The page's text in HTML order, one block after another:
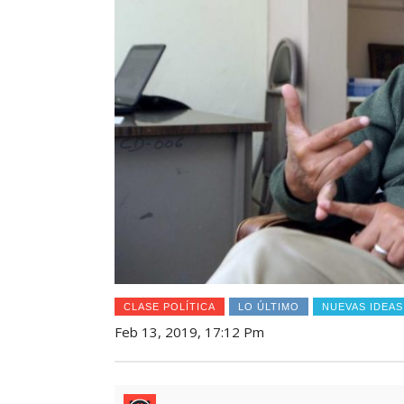
CLASE POLÍTICA LO ÚLTIMO NUEVAS IDEAS
Feb 13, 2019, 17:12 Pm